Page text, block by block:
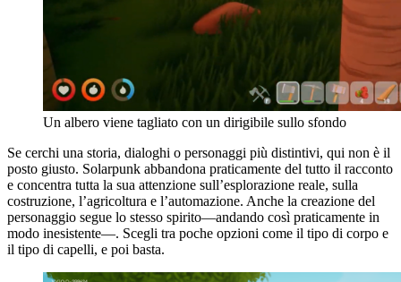
Un albero viene tagliato con un dirigibile sullo sfondo
Se cerchi una storia, dialoghi o personaggi più distintivi, qui non è il
posto giusto. Solarpunk abbandona praticamente del tutto il racconto
e concentra tutta la sua attenzione sull’esplorazione reale, sulla
costruzione, l’agricoltura e l’automazione. Anche la creazione del
personaggio segue lo stesso spirito—andando così praticamente in
modo inesistente—. Scegli tra poche opzioni come il tipo di corpo e
il tipo di capelli, e poi basta.